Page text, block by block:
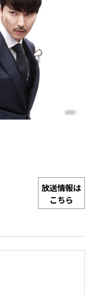
放送情報は
こちら